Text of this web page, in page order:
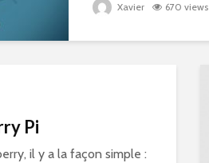
Xavier 670 views
Pi
il y a la façon simple :